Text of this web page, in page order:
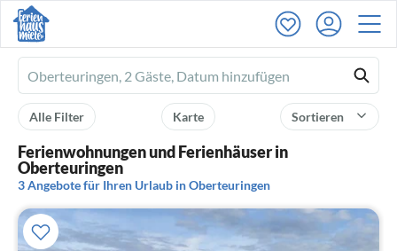
Ferienhausmiete
logo
Sortieren
Karte
Alle Filter
Ferienwohnungen und Ferienhäuser in
Oberteuringen
3 Angebote für Ihren Urlaub in Oberteuringen